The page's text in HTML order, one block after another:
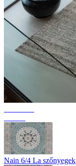
Nain 6/4 La szőnyegek